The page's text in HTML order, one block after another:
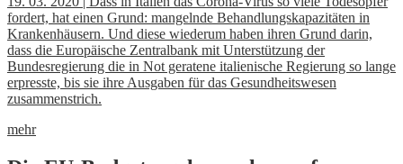
fordert, hat einen Grund: mangelnde Behandlungskapazitäten in
Krankenhäusern. Und diese wiederum haben ihren Grund darin,
dass die Europäische Zentralbank mit Unterstützung der
Bundesregierung die in Not geratene italienische Regierung so lange
erpresste, bis sie ihre Ausgaben für das Gesundheitswesen
zusammenstrich.
mehr